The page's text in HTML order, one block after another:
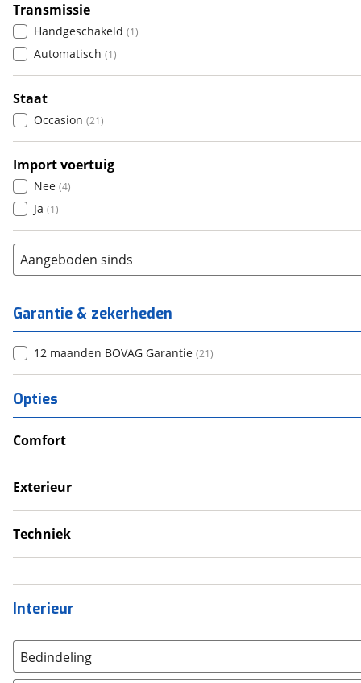
Transmissie
Handgeschakeld (1)
Automatisch (1)
Staat
Occasion (21)
Import voertuig
Nee (4)
Ja (1)
Aangeboden sinds
Garantie & zekerheden
12 maanden BOVAG Garantie (21)
Opties
Comfort
Douche
Televisie
Verwarmde leefruimte
Wasruimte met toilet
Exterieur
Dakluik
Fietsendrager
Luifel
Techniek
Eigen accu
Schoonwatertank
Interieur
Bedindeling